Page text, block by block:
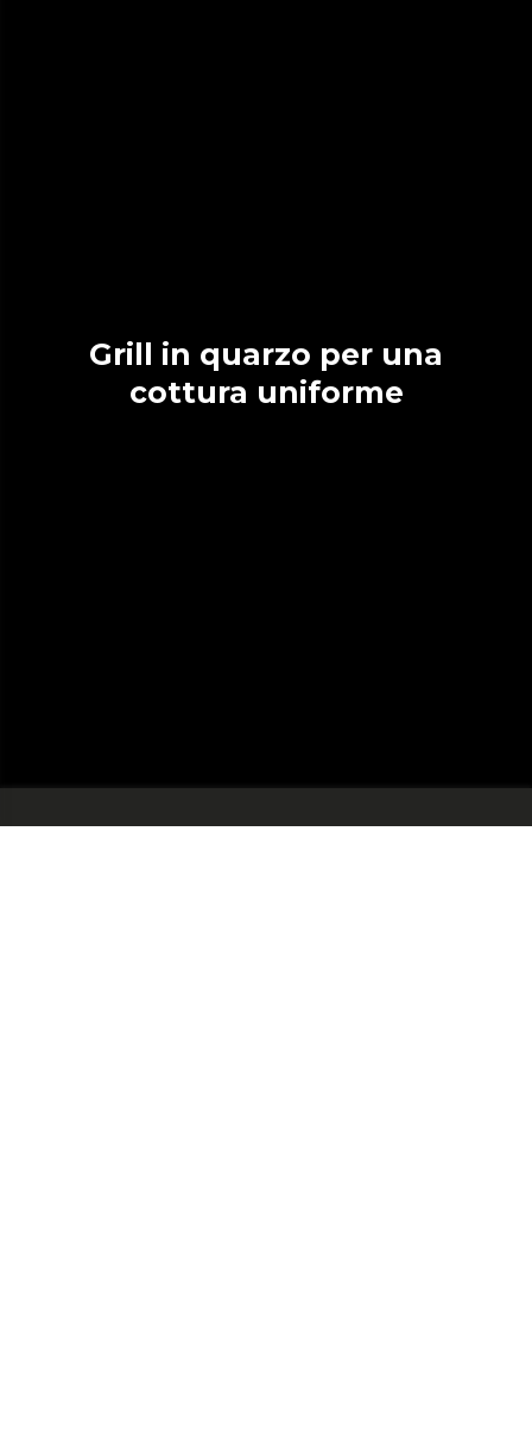
Grill in quarzo per una
cottura uniforme
Eleganza grazie all’effetto a